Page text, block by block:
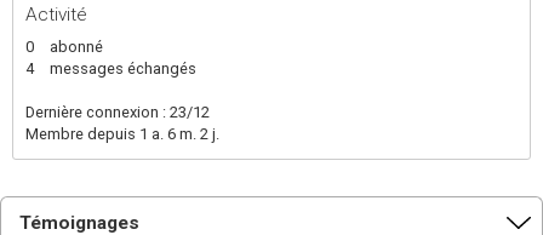
Activité
0
abonné
4
messages échangés
Dernière connexion : 23/12
Membre depuis 1 a. 6 m. 2 j.
Témoignages